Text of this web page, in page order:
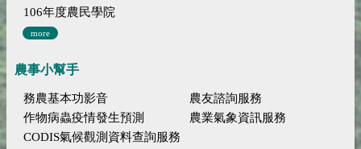
106年度農民學院
more
農事小幫手
務農基本功影音
農友諮詢服務
作物病蟲疫情發生預測
農業氣象資訊服務
CODIS氣候觀測資料查詢服務